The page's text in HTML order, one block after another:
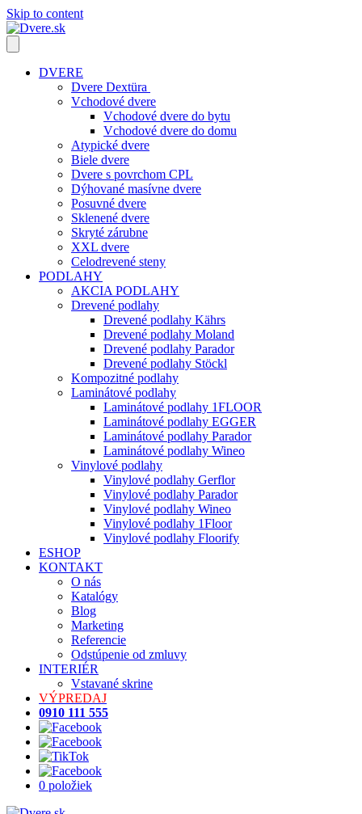
Skip to content
DVERE
Dvere Dextüra
Vchodové dvere
Vchodové dvere do bytu
Vchodové dvere do domu
Atypické dvere
Biele dvere
Dvere s povrchom CPL
Dýhované masívne dvere
Posuvné dvere
Sklenené dvere
Skryté zárubne
XXL dvere
Celodrevené steny
PODLAHY
AKCIA PODLAHY
Drevené podlahy
Drevené podlahy Kährs
Drevené podlahy Moland
Drevené podlahy Parador
Drevené podlahy Stöckl
Kompozitné podlahy
Laminátové podlahy
Laminátové podlahy 1FLOOR
Laminátové podlahy EGGER
Laminátové podlahy Parador
Laminátové podlahy Wineo
Vinylové podlahy
Vinylové podlahy Gerflor
Vinylové podlahy Parador
Vinylové podlahy Wineo
Vinylové podlahy 1Floor
Vinylové podlahy Floorify
ESHOP
KONTAKT
O nás
Katalógy
Blog
Marketing
Referencie
Odstúpenie od zmluvy
INTERIÉR
Vstavané skrine
VÝPREDAJ
0910 111 555
0 položiek